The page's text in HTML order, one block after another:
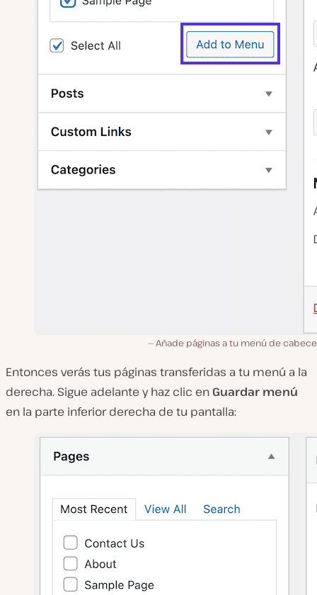
Añade páginas a tu menú de
Entonces verás tus páginas transferidas a tu menú a la
derecha. Sigue adelante y haz clic en Guardar menú
en la parte inferior derecha de tu pantalla: